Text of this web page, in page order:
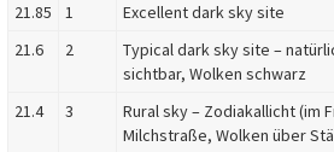
21.85
1
Excellent dark sky site
21.6
2
Typical dark sky site –
sichtbar, Wolken schwarz
21.4
3
Rural sky – Zodiakallicht (im
Milchstraße, Wolken über